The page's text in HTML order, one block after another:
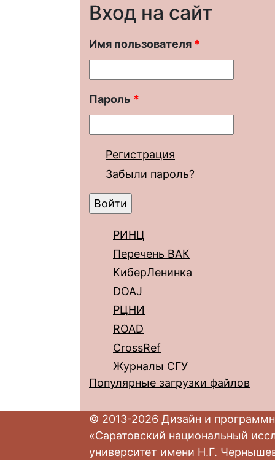
Вход на сайт
Имя пользователя *
Пароль *
Регистрация
Забыли пароль?
РИНЦ
Перечень ВАК
КиберЛенинка
DOAJ
РЦНИ
ROAD
CrossRef
Журналы СГУ
Популярные загрузки файлов
© 2013-2026 Дизайн и
«Саратовский национальный
университет имени Н.Г.